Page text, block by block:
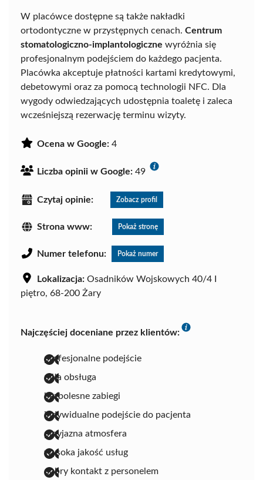
W placówce dostępne są także nakładki
ortodontyczne w przystępnych cenach. Centrum
stomatologiczno-implantologiczne wyróżnia się
profesjonalnym podejściem do każdego pacjenta.
Placówka akceptuje płatności kartami kredytowymi,
debetowymi oraz za pomocą technologii NFC. Dla
wygody odwiedzających udostępnia toaletę i zaleca
wcześniejszą rezerwację terminu wizyty.
Ocena w Google: 4
Liczba opinii w Google: 49
Czytaj opinie: Zobacz profil
Strona www: Pokaż stronę
Numer telefonu: Pokaż numer
Lokalizacja: Osadników Wojskowych 40/4 I
piętro, 68-200 Żary
Najczęściej doceniane przez klientów:
profesjonalne podejście
miła obsługa
bezbolesne zabiegi
indywidualne podejście do pacjenta
przyjazna atmosfera
wysoka jakość usług
dobry kontakt z personelem